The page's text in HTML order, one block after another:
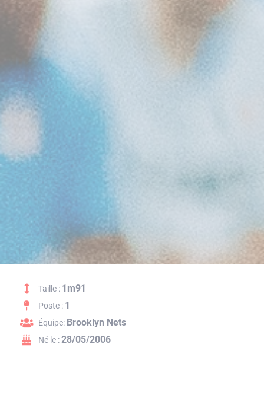
Taille : 1m91
Poste : 1
Équipe: Brooklyn Nets
Né le :28/05/2006